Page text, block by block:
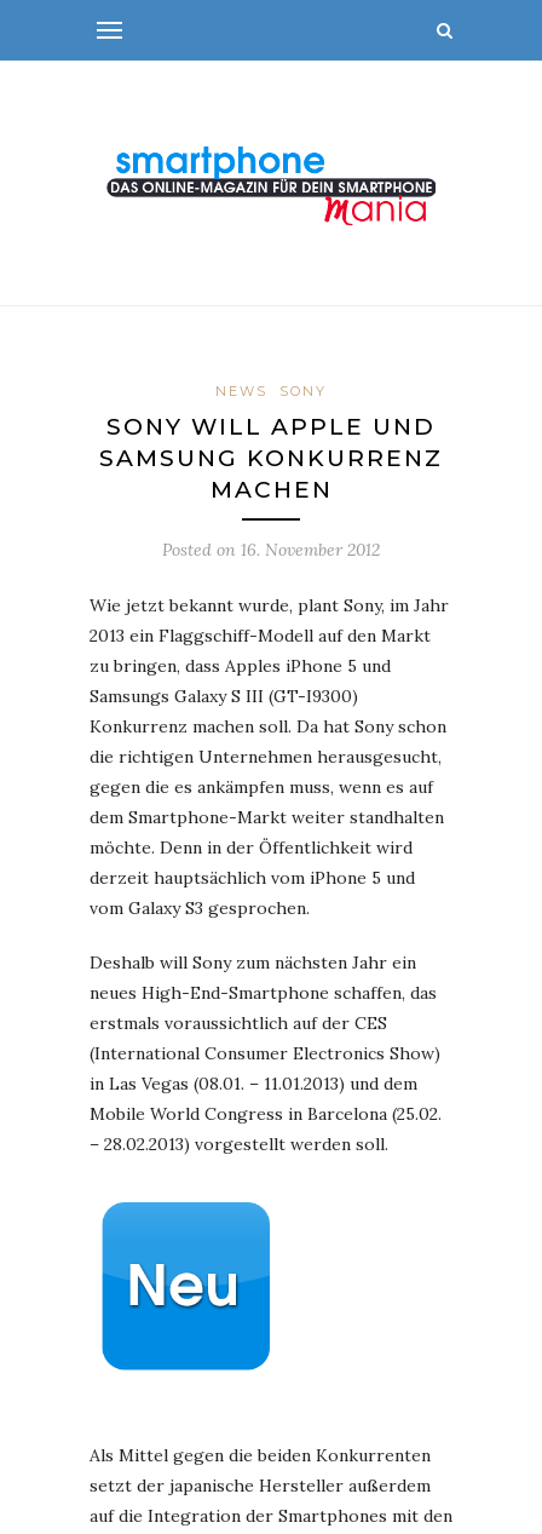
NEWS SONY
SONY WILL APPLE UND
SAMSUNG KONKURRENZ
MACHEN
Posted on 16. November 2012
Wie jetzt bekannt wurde, plant Sony, im Jahr
2013 ein Flaggschiff-Modell auf den Markt
zu bringen, dass Apples iPhone 5 und
Samsungs Galaxy S III (GT-I9300)
Konkurrenz machen soll. Da hat Sony schon
die richtigen Unternehmen herausgesucht,
gegen die es ankämpfen muss, wenn es auf
dem Smartphone-Markt weiter standhalten
möchte. Denn in der Öffentlichkeit wird
derzeit hauptsächlich vom iPhone 5 und
vom Galaxy S3 gesprochen.
Deshalb will Sony zum nächsten Jahr ein
neues High-End-Smartphone schaffen, das
erstmals voraussichtlich auf der CES
(International Consumer Electronics Show)
in Las Vegas (08.01. – 11.01.2013) und dem
Mobile World Congress in Barcelona (25.02.
– 28.02.2013) vorgestellt werden soll.
Als Mittel gegen die beiden Konkurrenten
setzt der japanische Hersteller außerdem
auf die Integration der Smartphones mit den